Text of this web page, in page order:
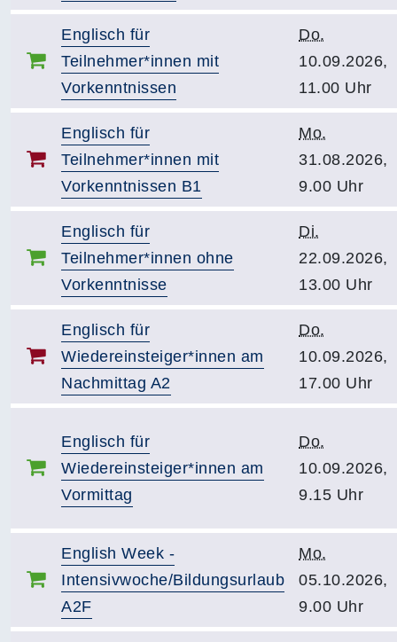
Englisch für
Teilnehmer*innen mit
Vorkenntnissen
Do.
10.09.2026,
11.00 Uhr
Englisch für
Teilnehmer*innen mit
Vorkenntnissen B1
Mo.
31.08.2026,
9.00 Uhr
Englisch für
Teilnehmer*innen ohne
Vorkenntnisse
Di.
22.09.2026,
13.00 Uhr
Englisch für
Wiedereinsteiger*innen am
Nachmittag A2
Do.
10.09.2026,
17.00 Uhr
Englisch für
Wiedereinsteiger*innen am
Vormittag
Do.
10.09.2026,
9.15 Uhr
English Week -
Intensivwoche/Bildungsurlaub
A2F
Mo.
05.10.2026,
9.00 Uhr